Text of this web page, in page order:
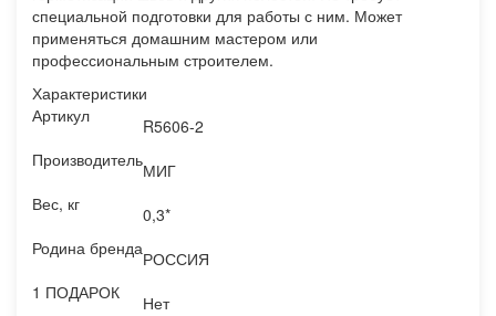
специальной подготовки для работы с ним. Может
применяться домашним мастером или
профессиональным строителем.
Характеристики
Артикул
R5606-2
ПроизводительМИГ
Вес, кг
0,3*
Родина брендаРОССИЯ
1 ПОДАРОК
Нет